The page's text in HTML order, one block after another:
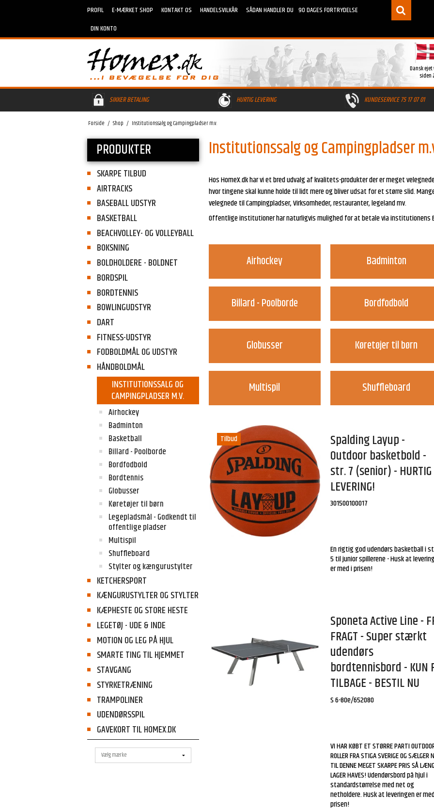
PROFIL E-MÆRKET SHOP KONTAKT OS HANDELSVILKÅR SÅDAN HANDLER DU 90 DAGES FORTRYDELSE
DIN KONTO
Dansk
siden
SIKKER BETALING HURTIG LEVERING KUNDESERVICE 75 17 07 01
Forside / Shop / Institutionssalg og Campingpladser m.v.
PRODUKTER
SKARPE TILBUD
AIRTRACKS
BASEBALL UDSTYR
BASKETBALL
BEACHVOLLEY- OG VOLLEYBALL
BOKSNING
BOLDHOLDERE - BOLDNET
BORDSPIL
BORDTENNIS
BOWLINGUDSTYR
DART
FITNESS-UDSTYR
FODBOLDMÅL OG UDSTYR
HÅNDBOLDMÅL
INSTITUTIONSSALG OG
CAMPINGPLADSER M.V.
Airhockey
Badminton
Basketball
Billard - Poolborde
Bordfodbold
Bordtennis
Globusser
Køretøjer til børn
Legepladsmål - Godkendt til
offentlige pladser
Multispil
Shuffleboard
Stylter og kængurustylter
KETCHERSPORT
KÆNGURUSTYLTER OG STYLTER
KÆPHESTE OG STORE HESTE
LEGETØJ - UDE & INDE
MOTION OG LEG PÅ HJUL
SMARTE TING TIL HJEMMET
STAVGANG
STYRKETRÆNING
TRAMPOLINER
UDENDØRSSPIL
GAVEKORT TIL HOMEX.DK
Institutionssalg og Campingpladser
Hos HomeX.dk har vi et bred udvalg af kvalitets-produkter der er meget
hvor tingene skal kunne holde til lidt mere og bliver udsat for et større slid.
velegnede til Campingpladser, Virksomheder, restauranter, legeland mv.
Offentlige institutioner har naturligvis mulighed for at betale via institutionens
Airhockey Badminton
Billard - Poolborde Bordfodbold
Globusser Køretøjer til børn
Multispil Shuffleboard
Tilbud
Spalding Layup -
Outdoor basketbold -
str. 7 (senior) - HURTIG
LEVERING!
301500100017
En rigtig god udendørs basketball i
5 til junior spillerene - Husk at
er med i prisen!
Sponeta Active Line -
FRAGT - Super stærkt
udendørs
bordtennisbord - KUN
TILBAGE - BESTIL NU
S 6-80e/652080
VI HAR KØBT ET STØRRE PARTI
ROLLER FRA STIGA SVERIGE OG SÆLGER
TIL DENNE MEGET SKARPE PRIS SÅ
LAGER HAVES! Udendørsbord på hjul i
standardstørrelse med net og
netholdere. Husk at leveringen er
prisen!